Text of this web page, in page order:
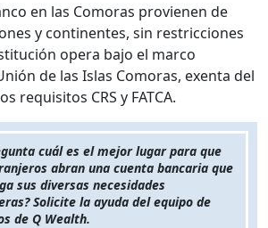
en las Comoras provienen de
y continentes, sin restricciones
opera bajo el marco
de las Islas Comoras, exenta del
requisitos CRS y FATCA.
cuál es el mejor lugar para que
abran una cuenta bancaria que
sus diversas necesidades
Solicite la ayuda del equipo de
de Q Wealth.